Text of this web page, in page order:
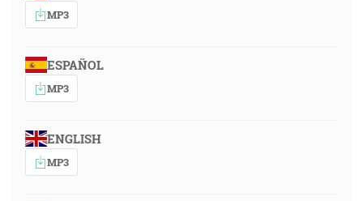
MP3
ESPAÑOL
MP3
ENGLISH
MP3